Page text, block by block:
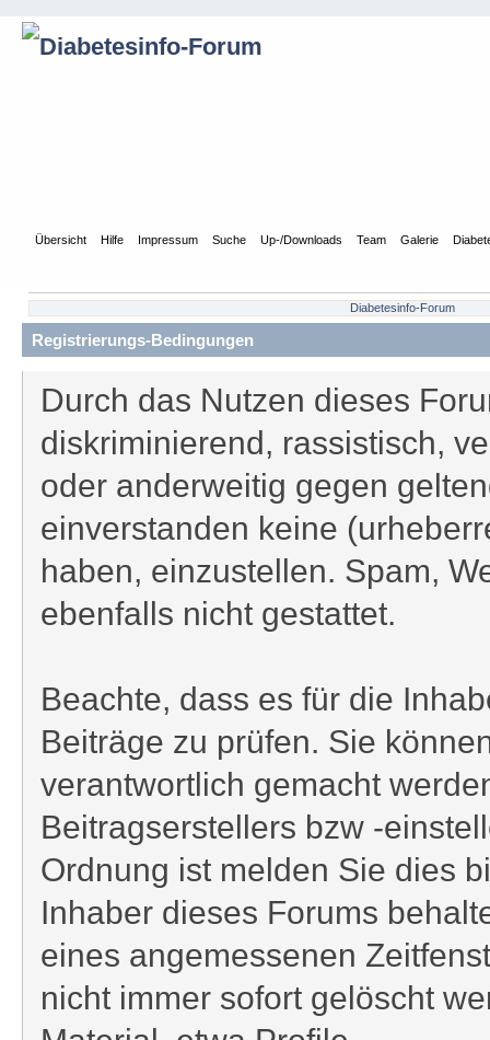
Übersicht Hilfe Impressum Suche Up-/Downloads Team Galerie
Diabetesinfo-Forum
Registrierungs-Bedingungen
Durch das Nutzen dieses
diskriminierend, rassistisch,
oder anderweitig gegen
einverstanden keine
haben, einzustellen. Spam,
ebenfalls nicht gestattet.
Beachte, dass es für die
Beiträge zu prüfen. Sie
verantwortlich gemacht
Beitragserstellers bzw -
Ordnung ist melden Sie dies
Inhaber dieses Forums
eines angemessenen
nicht immer sofort gelöscht